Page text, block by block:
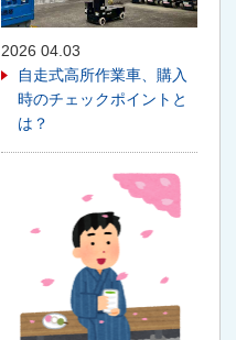
2026 04.03
自走式高所作業車、購入
時のチェックポイントと
は？